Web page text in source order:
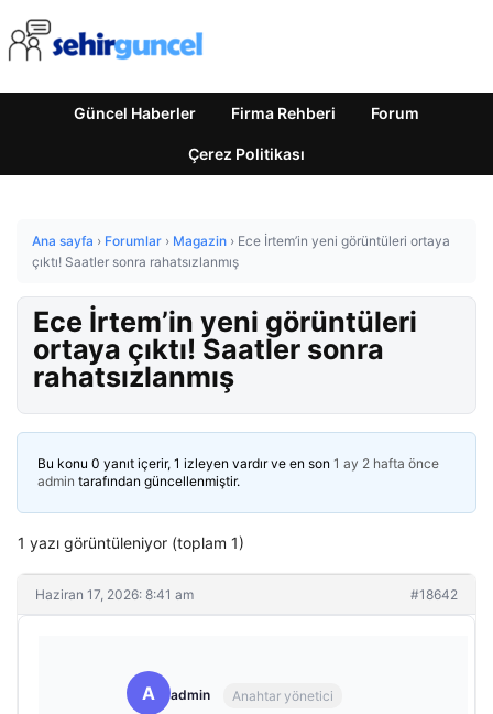
Güncel Haberler Firma Rehberi Forum
Çerez Politikası
Ana sayfa › Forumlar › Magazin › Ece İrtem’in yeni görüntüleri ortaya
çıktı! Saatler sonra rahatsızlanmış
Ece İrtem’in yeni görüntüleri
ortaya çıktı! Saatler sonra
rahatsızlanmış
Bu konu 0 yanıt içerir, 1 izleyen vardır ve en son 1 ay 2 hafta önce
admin tarafından güncellenmiştir.
1 yazı görüntüleniyor (toplam 1)
Haziran 17, 2026: 8:41 am #18642
A admin Anahtar yönetici